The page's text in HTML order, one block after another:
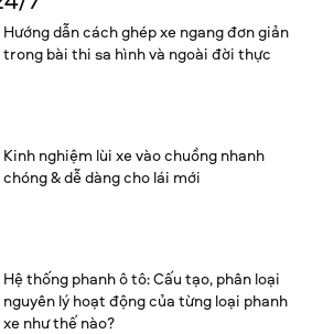
Hướng dẫn cách ghép xe ngang đơn giản
trong bài thi sa hình và ngoài đời thực
Kinh nghiệm lùi xe vào chuồng nhanh
chóng & dễ dàng cho lái mới
Hệ thống phanh ô tô: Cấu tạo, phân loại
nguyên lý hoạt động của từng loại phanh
xe như thế nào?